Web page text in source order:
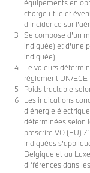
équipements en
charge utile et
d'incidence sur
Se compose d'un
indiquée) et d’une
indiquée).
Le valeurs
règlement UN/ECE
Poids tractable
Les indications
d'énergie
déterminées selon
prescrite VO (EU)
indiquées
Belgique et au
différences dans